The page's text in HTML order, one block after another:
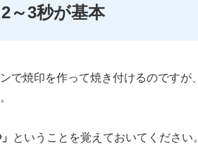
～3秒が基本
で焼印を作って焼き付けるのですが
ということを覚えておいてください。